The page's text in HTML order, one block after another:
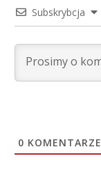
Subskrybcja
0 KOMENTARZE